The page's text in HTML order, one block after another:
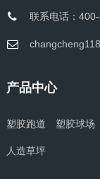
联系电话：
产品中心
塑胶跑道 塑胶球场
人造草坪